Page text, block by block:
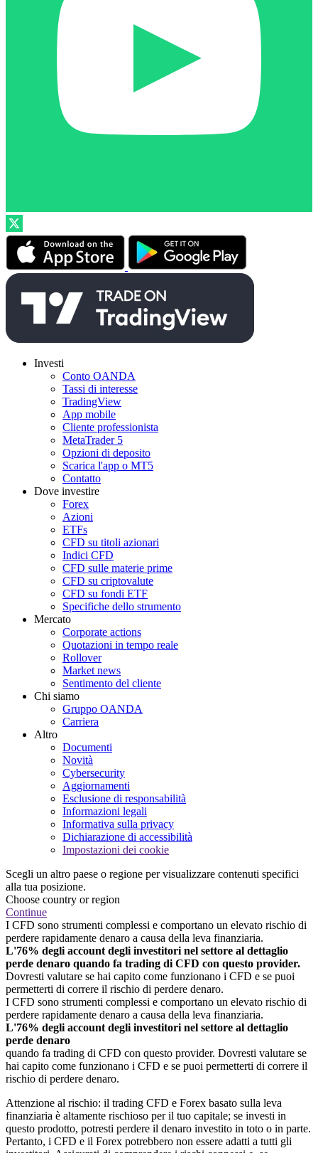
Investi
Conto OANDA
Tassi di interesse
TradingView
App mobile
Cliente professionista
MetaTrader 5
Opzioni di deposito
Scarica l'app o MT5
Contatto
Dove investire
Forex
Azioni
ETFs
CFD su titoli azionari
Indici CFD
CFD sulle materie prime
CFD su criptovalute
CFD su fondi ETF
Specifiche dello strumento
Mercato
Corporate actions
Quotazioni in tempo reale
Rollover
Market news
Sentimento del cliente
Chi siamo
Gruppo OANDA
Carriera
Altro
Documenti
Novità
Cybersecurity
Aggiornamenti
Esclusione di responsabilità
Informazioni legali
Informativa sulla privacy
Dichiarazione di accessibilità
Impostazioni dei cookie
Scegli un altro paese o regione per visualizzare contenuti specifici
alla tua posizione.
Choose country or region
Continue
I CFD sono strumenti complessi e comportano un elevato rischio di
perdere rapidamente denaro a causa della leva finanziaria.
L'76% degli account degli investitori nel settore al dettaglio
perde denaro quando fa trading di CFD con questo provider.
Dovresti valutare se hai capito come funzionano i CFD e se puoi
permetterti di correre il rischio di perdere denaro.
I CFD sono strumenti complessi e comportano un elevato rischio di
perdere rapidamente denaro a causa della leva finanziaria.
L'76% degli account degli investitori nel settore al dettaglio
perde denaro
quando fa trading di CFD con questo provider. Dovresti valutare se
hai capito come funzionano i CFD e se puoi permetterti di correre il
rischio di perdere denaro.
Attenzione al rischio: il trading CFD e Forex basato sulla leva
finanziaria è altamente rischioso per il tuo capitale; se investi in
questo prodotto, potresti perdere il denaro investito in toto o in parte.
Pertanto, i CFD e il Forex potrebbero non essere adatti a tutti gli